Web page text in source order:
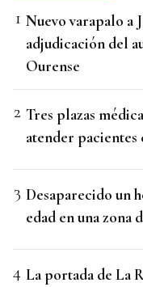
Nuevo varapalo a
adjudicación del
Ourense
Tres plazas
atender pacientes
Desaparecido un
edad en una zona
La portada de La